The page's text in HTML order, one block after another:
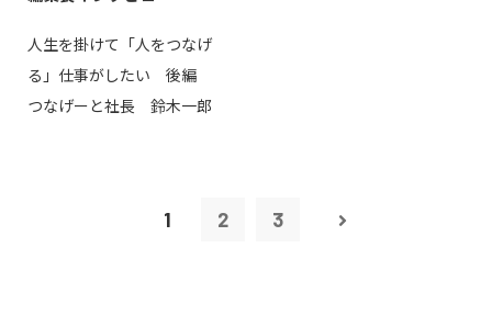
人生を掛けて「人をつなげ
る」仕事がしたい 後編
つなげーと社長 鈴木一郎
1 2 3